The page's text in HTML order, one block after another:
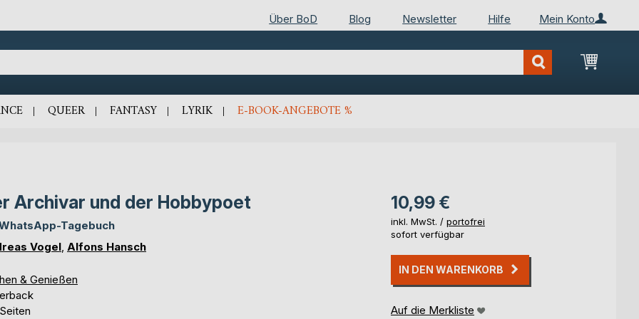
Mein Konto
Über BoD Blog Newsletter Hilfe
Mein
QUEER FANTASY LYRIK E-BOOK-ANGEBOTE %
Archivar und der Hobbypoet
Tagebuch
Vogel Alfons Hansch
& Genießen
10,99 €
inkl. MwSt. / portofrei
sofort verfügbar
IN DEN WARENKORB
Auf die Merkliste